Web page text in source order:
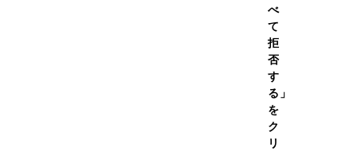
べ
て
拒
否
す
る」
を
ク
リ